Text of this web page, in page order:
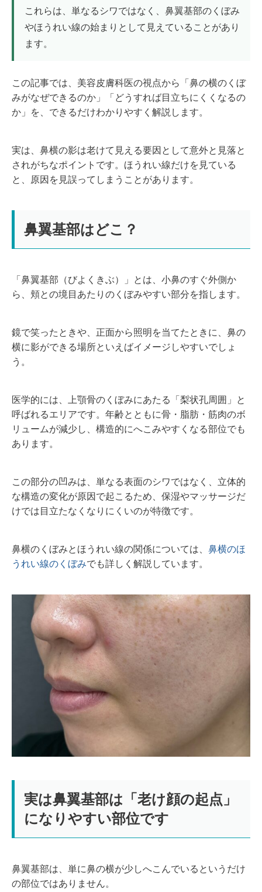
これらは、単なるシワではなく、鼻翼基部のくぼみ
やほうれい線の始まりとして見えていることがあり
ます。
この記事では、美容皮膚科医の視点から「鼻の横のくぼ
みがなぜできるのか」「どうすれば目立ちにくくなるの
か」を、できるだけわかりやすく解説します。
実は、鼻横の影は老けて見える要因として意外と見落と
されがちなポイントです。ほうれい線だけを見ている
と、原因を見誤ってしまうことがあります。
鼻翼基部はどこ？
「鼻翼基部（びよくきぶ）」とは、小鼻のすぐ外側か
ら、頬との境目あたりのくぼみやすい部分を指します。
鏡で笑ったときや、正面から照明を当てたときに、鼻の
横に影ができる場所といえばイメージしやすいでしょ
う。
医学的には、上顎骨のくぼみにあたる「梨状孔周囲」と
呼ばれるエリアです。年齢とともに骨・脂肪・筋肉のボ
リュームが減少し、構造的にへこみやすくなる部位でも
あります。
この部分の凹みは、単なる表面のシワではなく、立体的
な構造の変化が原因で起こるため、保湿やマッサージだ
けでは目立たなくなりにくいのが特徴です。
鼻横のくぼみとほうれい線の関係については、 鼻横のほ
うれい線のくぼみでも詳しく解説しています。
実は鼻翼基部は「老け顔の起点」
になりやすい部位です
鼻翼基部は、単に鼻の横が少しへこんでいるというだけ
の部位ではありません。